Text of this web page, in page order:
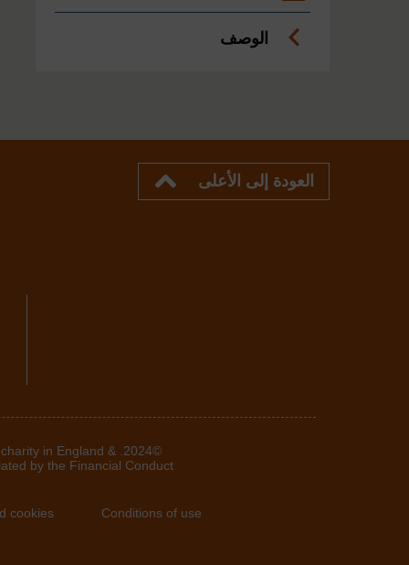
الوصف
العودة إلى الأعلى
charity in England &
by the Financial Conduct
Conditions of use
cookies